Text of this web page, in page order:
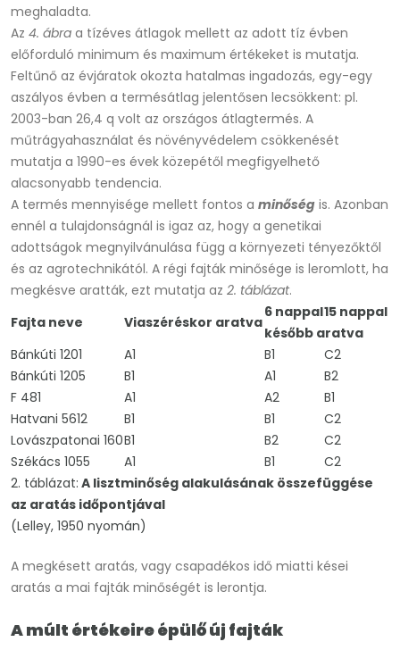
meghaladta.
Az 4. ábra a tízéves átlagok mellett az adott tíz évben
előforduló minimum és maximum értékeket is mutatja.
Feltűnő az évjáratok okozta hatalmas ingadozás, egy-egy
aszályos évben a termésátlag jelentősen lecsökkent: pl.
2003-ban 26,4 q volt az országos átlagtermés. A
műtrágyahasználat és növényvédelem csökkenését
mutatja a 1990-es évek közepétől megfigyelhető
alacsonyabb tendencia.
A termés mennyisége mellett fontos a minőség is. Azonban
ennél a tulajdonságnál is igaz az, hogy a genetikai
adottságok megnyilvánulása függ a környezeti tényezőktől
és az agrotechnikától. A régi fajták minősége is leromlott, ha
megkésve aratták, ezt mutatja az 2. táblázat.
Fajta neve
Viaszéréskor aratva
6 nappal15 nappal
később aratva
Bánkúti 1201
A1 B1
C2
Bánkúti 1205
B1 A1
B2
F 481
A1 A2
B1
Hatvani 5612
B1 B1
C2
Lovászpatonai 160B1 B2
C2
Székács 1055
A1 B1
C2
2. táblázat: A lisztminőség alakulásának összefüggése
az aratás időpontjával
(Lelley, 1950 nyomán)
A megkésett aratás, vagy csapadékos idő miatti kései
aratás a mai fajták minőségét is lerontja.
A múlt értékeire épülő új fajták